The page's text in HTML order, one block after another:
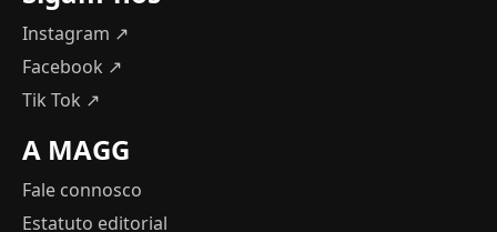
Instagram ↗
Facebook ↗
Tik Tok ↗
A MAGG
Fale connosco
Estatuto editorial